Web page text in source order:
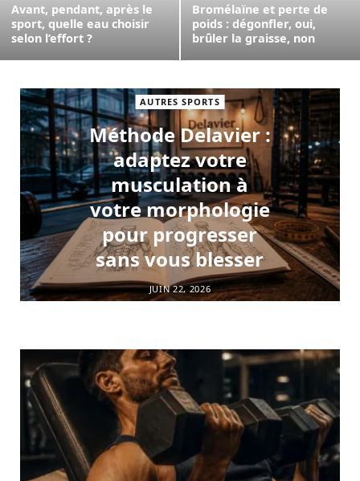
Avant, pendant, après le
sport, quelle eau choisir
selon l’effort ?
Bromélaïne et perte de
poids : dégonfler, oui,
brûler la graisse, non
AUTRES SPORTS
Méthode Delavier :
adaptez votre
musculation à
votre morphologie
pour progresser
sans vous blesser
JUIN 22, 2026